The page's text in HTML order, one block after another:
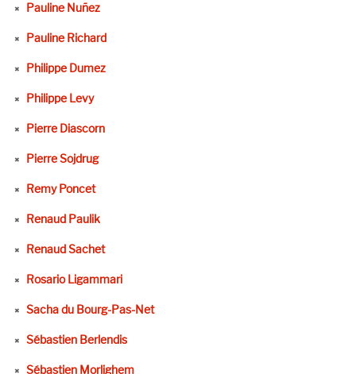
Pauline Nuñez
Pauline Richard
Philippe Dumez
Philippe Levy
Pierre Diascorn
Pierre Sojdrug
Remy Poncet
Renaud Paulik
Renaud Sachet
Rosario Ligammari
Sacha du Bourg-Pas-Net
Sébastien Berlendis
Sébastien Morlighem